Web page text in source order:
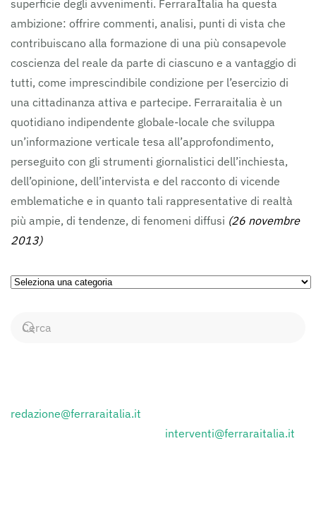
superficie degli avvenimenti. FerraraItalia ha questa
ambizione: offrire commenti, analisi, punti di vista che
contribuiscano alla formazione di una più consapevole
coscienza del reale da parte di ciascuno e a vantaggio di
tutti, come imprescindibile condizione per l’esercizio di
una cittadinanza attiva e partecipe. Ferraraitalia è un
quotidiano indipendente globale-locale che sviluppa
un’informazione verticale tesa all’approfondimento,
perseguito con gli strumenti giornalistici dell’inchiesta,
dell’opinione, dell’intervista e del racconto di vicende
emblematiche e in quanto tali rappresentative di realtà
più ampie, di tendenze, di fenomeni diffusi (26 novembre
2013)
Ricerca
Categorie
redazione@ferraraitalia.it
interventi@ferraraitalia.it